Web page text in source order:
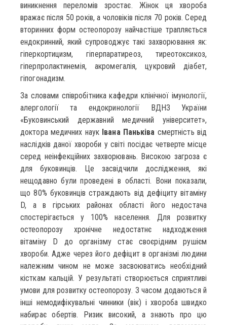
виникнення переломів зростає. Жінок ця хвороба
вражає після 50 років, а чоловіків після 70 років. Серед
вторинних форм остеопорозу найчастіше трапляється
ендокринний, який супроводжує такі захворювання як:
гіперкортицизм, гіперпаратиреоз, тиреотоксикоз,
гіперпролактинемія, акромегалія, цукровий діабет,
гіпогонадизм.
За словами співробітника кафедри клінічної імунології,
алергології та ендокринології ВДНЗ України
«Буковинський державний медичний університет»,
доктора медичних наук Івана Паньківа смертність від
наслідків даної хвороби у світі посідає четверте місце
серед неінфекційних захворювань. Високою загроза є
для буковинців. Це засвідчили дослідження, які
нещодавно були проведені в області. Вони показали,
що 80% буковинців страждають від дефіциту вітаміну
D, а в гірських районах області його недостача
спостерігається у 100% населення. Для розвитку
остеопорозу хронічне недостатнє надходження
вітаміну D до організму стає своєрідним рушієм
хвороби. Адже через його дефіцит в організмі людини
належним чином не може засвоюватись необхідний
кісткам кальцій. У результаті створюється сприятливі
умови для розвитку остеопорозу. З часом додаються й
інші немодифікувальні чинники (вік) і хвороба швидко
набирає обертів. Ризик високий, а знають про цю